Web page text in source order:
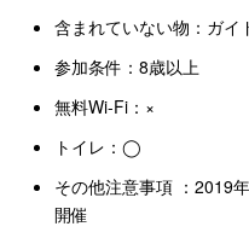
含まれていない物：ガイ
参加条件：8歳以上
無料Wi-Fi：×
トイレ：◯
その他注意事項 ：2019
開催